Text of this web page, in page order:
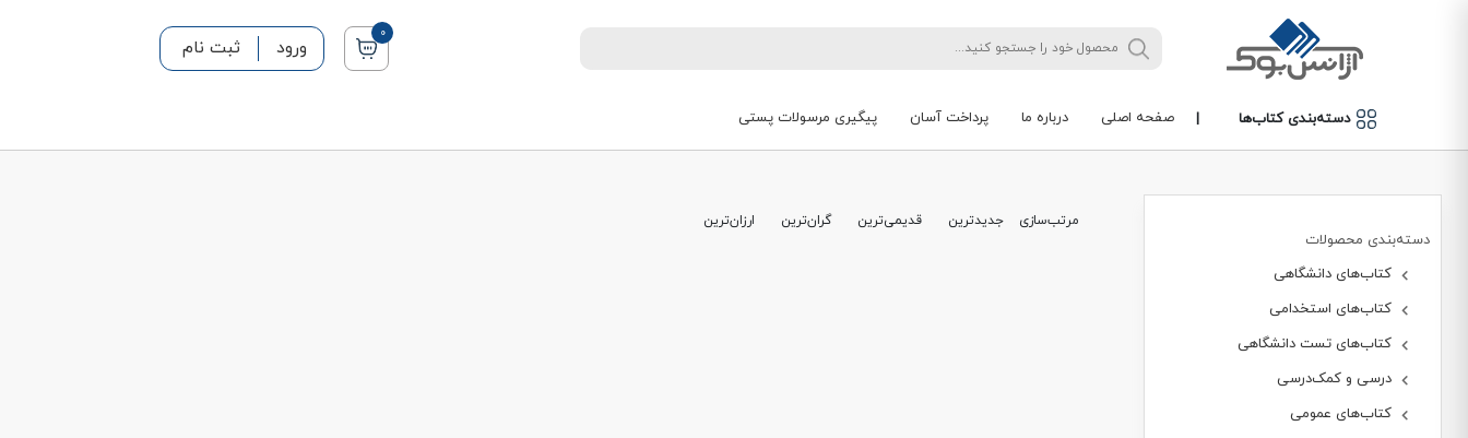
0
ورود ثبت نام
دسته‌بندی کتاب‌ها | صفحه اصلی درباره ما پرداخت آسان پیگیری مرسولات پستی
دسته‌بندی محصولات
کتاب‌های دانشگاهی
کتاب‌های استخدامی
کتاب‌های تست دانشگاهی
درسی و کمک‌درسی
کتاب‌های عمومی
مرتب‌سازی جدیدترین قدیمی‌ترین گران‌ترین ارزان‌ترین